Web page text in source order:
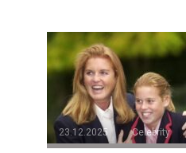
23.12.2025 Celebrity